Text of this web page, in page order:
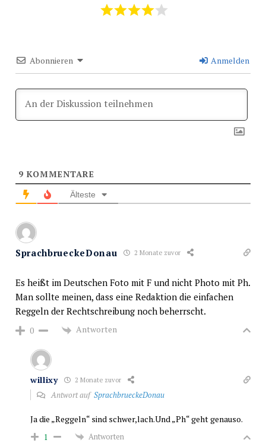
Abonnieren Anmelden
9 KOMMENTARE
Älteste
SprachbrueckeDonau 2 Monate zuvor
Es heißt im Deutschen Foto mit F und nicht Photo mit Ph.
Man sollte meinen, dass eine Redaktion die einfachen
Reggeln der Rechtschreibung noch beherrscht.
0 Antworten
willixy 2 Monate zuvor
Antwort auf SprachbrueckeDonau
Ja die „Reggeln“ sind schwer,lach.Und „Ph“ geht genauso.
1 Antworten